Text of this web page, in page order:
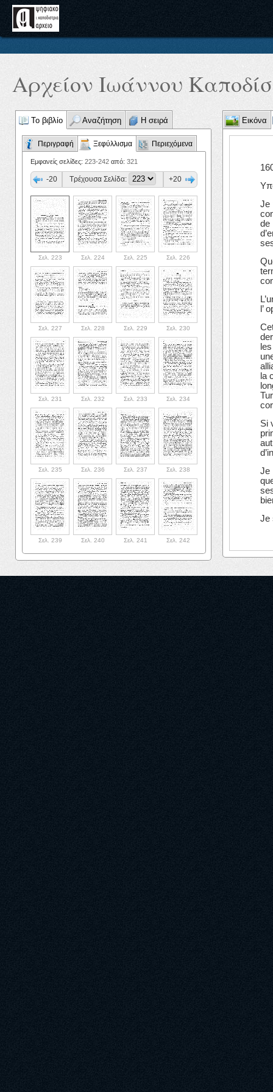
Αρχείον Ιωάννου
Το βιβλίο Αναζήτηση Η σειρά
Περιγραφή Ξεφύλλισμα Περιεχόμενα
Εμφανείς σελίδες: 223-242 από: 321
-20 Τρέχουσα Σελίδα: +20
Σελ. 223 Σελ. 224 Σελ. 225 Σελ. 226
Σελ. 227 Σελ. 228 Σελ. 229 Σελ. 230
Σελ. 231 Σελ. 232 Σελ. 233 Σελ. 234
Σελ. 235 Σελ. 236 Σελ. 237 Σελ. 238
Σελ. 239 Σελ. 240 Σελ. 241 Σελ. 242
Εικόνα
Je
de
l’
la
Si
Je
Je